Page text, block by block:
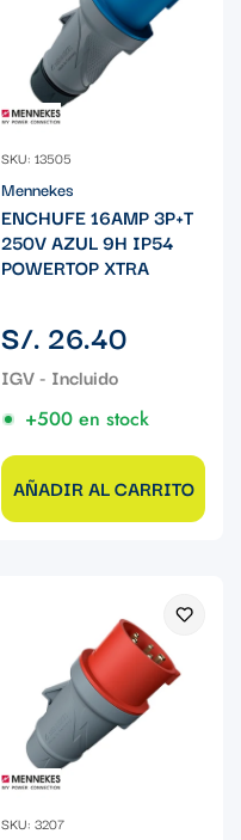
SKU: 13505
Mennekes
ENCHUFE 16AMP 3P+T
250V AZUL 9H IP54
POWERTOP XTRA
Precio
regular
S/. 26.40
+500 en stock
AÑADIR AL CARRITO
SKU: 3207